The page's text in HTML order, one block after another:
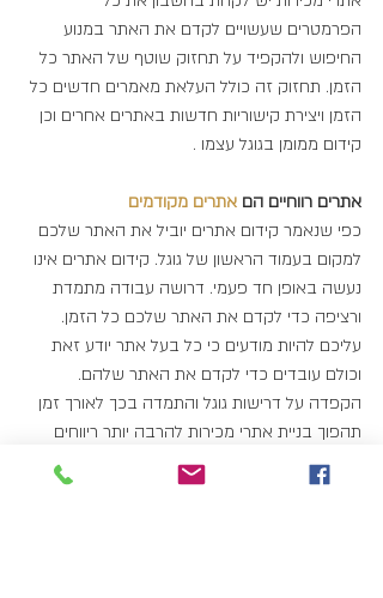
הפרמטרים שעשויים לקדם את האתר במנוע
החיפוש ולהקפיד על תחזוק שוטף של האתר כל
הזמן. תחזוק זה כולל העלאת מאמרים חדשים כל
הזמן ויצירת קישוריות חדשות באתרים אחרים וכן
קידום ממומן בגוגל עצמו .
אתרים רווחיים הם אתרים מקודמים
כפי שנאמר קידום אתרים יוביל את האתר שלכם
למקום בעמוד הראשון של גוגל. קידום אתרים אינו
נעשה באופן חד פעמי. דרושה עבודה מתמדת
ורציפה כדי לקדם את האתר שלכם כל הזמן.
עליכם להיות מודעים כי כל בעל אתר יודע זאת
וכולם עובדים כדי לקדם את האתר שלהם.
הקפדה על דרישות גוגל והתמדה בכך לאורך זמן
תהפוך בניית אתרי מכירות להרבה יותר ריווחים
ממה שהם כיום .